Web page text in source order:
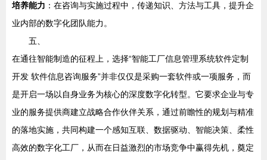
培养能力 ：在咨询与实施过程中，传递知识、方法与工具，提升企
业内部的数字化团队能力。
五、
在通往智能制造的征程上，选择“智能工厂信息管理系统软件定制
开发 软件信息咨询服务”并非仅仅是采购一套软件或一项服务，而
是开启一场以自身业务为核心的深度数字化转型。它要求企业与专
业的服务提供商建立战略合作伙伴关系，通过前瞻性的规划与精准
的落地实施，共同构建一个感知互联、数据驱动、智能决策、柔性
高效的数字化工厂，从而在日益激烈的市场竞争中赢得先机，奠定